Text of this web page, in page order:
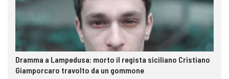
Dramma a Lampedusa: morto il regista siciliano Cristiano
Giamporcaro travolto da un gommone